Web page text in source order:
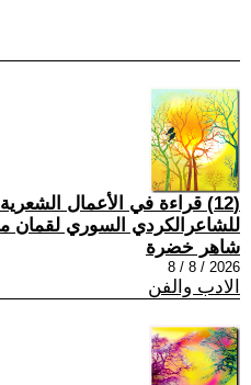
(12) قراءة في الأعمال
للشاعرالكردي السوري لقمان
شاهر خضرة
2026 / 8 / 8
الادب والفن